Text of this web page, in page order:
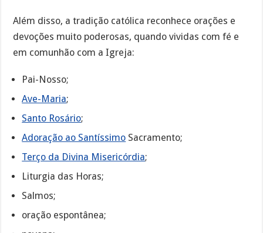
Além disso, a tradição católica reconhece orações e
devoções muito poderosas, quando vividas com fé e
em comunhão com a Igreja:
Pai-Nosso;
Ave-Maria;
Santo Rosário;
Adoração ao Santíssimo Sacramento;
Terço da Divina Misericórdia;
Liturgia das Horas;
Salmos;
oração espontânea;